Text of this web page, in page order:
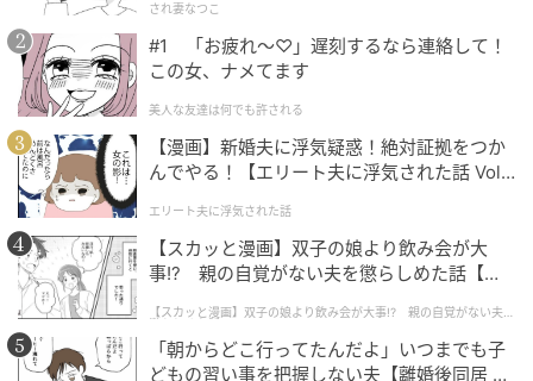
後を引く軽い食感で、ひとくちずつ楽しめるサイズ感
になっています。
伊右衛門ブランドの菓子ラインナップ
され妻なつこ
#1 「お疲れ〜♡」遅刻するなら連絡して！
この女、ナメてます
美人な友達は何でも許される
【漫画】新婚夫に浮気疑惑！絶対証拠をつか
んでやる！【エリート夫に浮気された話 Vol.
エリート夫に浮気された話
【スカッと漫画】双子の娘より飲み会が大
事!? 親の自覚がない夫を懲らしめた話【第1
【スカッと漫画】双子の娘より飲み会が大事!? 親の自覚がない夫を
懲らしめた話
「朝からどこ行ってたんだよ」いつまでも子
どもの習い事を把握しない夫【離婚後同居 Vo